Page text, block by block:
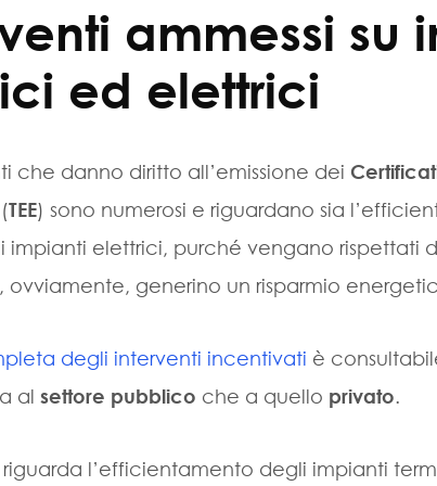
ammessi su
ed elettrici
che danno diritto all’emissione dei
(TEE) sono numerosi e riguardano sia
impianti elettrici, purché vengano rispettati
ovviamente, generino un risparmio
degli interventi incentivati è
al settore pubblico che a quello privato.
l’efficientamento degli impianti